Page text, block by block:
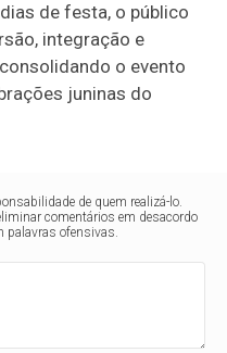
de festa, o público
integração e
o evento
juninas do
de quem realizá-lo.
comentários em desacordo
palavras ofensivas.